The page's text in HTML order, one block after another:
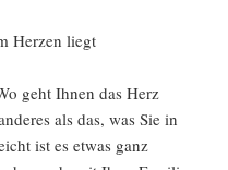
Herzen liegt
geht Ihnen das Herz
als das, was Sie in
ist es etwas ganz